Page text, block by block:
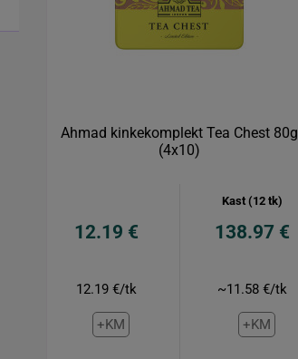
Ahmad kinkekomplekt Tea Chest 80g
(4x10)
12.19 €
12.19 €/tk
+KM
Kast (12 tk)
138.97 €
~11.58 €/tk
+KM